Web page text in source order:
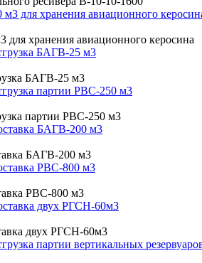
хранения авиационного керосина
БАГВ-25 м3
партии РВС-250 м3
БАГВ-200 м3
РВС-800 м3
двух РГСН-60м3